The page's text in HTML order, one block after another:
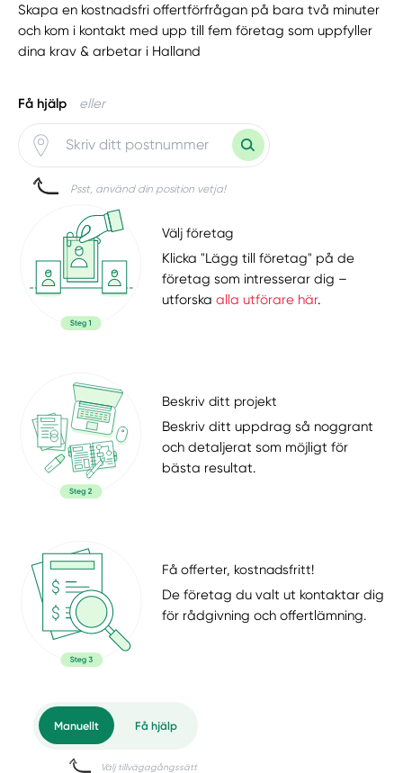
Skapa en kostnadsfri offertförfrågan på bara två minuter
och kom i kontakt med upp till fem företag som uppfyller
dina krav & arbetar i Halland
Få hjälp eller
Psst, använd din position vetja!
Välj företag
Klicka "Lägg till företag" på de
företag som intresserar dig –
utforskaalla utförare här.
Beskriv ditt projekt
Beskriv ditt uppdrag så noggrant
och detaljerat som möjligt för
bästa resultat.
Få offerter, kostnadsfritt!
De företag du valt ut kontaktar dig
för rådgivning och offertlämning.